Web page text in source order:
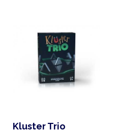
Kluster Trio